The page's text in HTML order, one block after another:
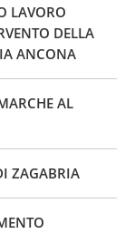
LAVORO
DELLA
ANCONA
AL
ZAGABRIA